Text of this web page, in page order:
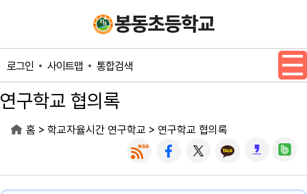
로그인 사이트맵 통합검색
연구학교 협의록
홈 > 학교자율시간 연구학교 > 연구학교 협의록